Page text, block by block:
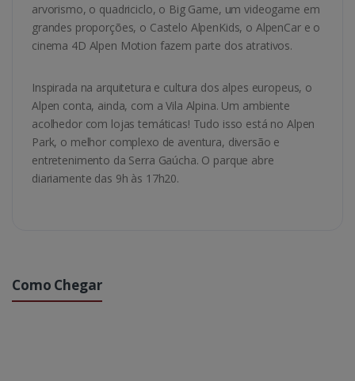
arvorismo, o quadriciclo, o Big Game, um videogame em
grandes proporções, o Castelo AlpenKids, o AlpenCar e o
cinema 4D Alpen Motion fazem parte dos atrativos.
Inspirada na arquitetura e cultura dos alpes europeus, o
Alpen conta, ainda, com a Vila Alpina. Um ambiente
acolhedor com lojas temáticas! Tudo isso está no Alpen
Park, o melhor complexo de aventura, diversão e
entretenimento da Serra Gaúcha. O parque abre
diariamente das 9h às 17h20.
Como Chegar